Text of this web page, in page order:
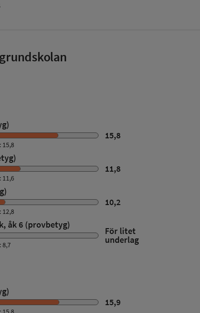
15,8
15,8
11,8
11,6
10,2
12,8
åk 6 (provbetyg)
För litet
underlag
8,7
15,9